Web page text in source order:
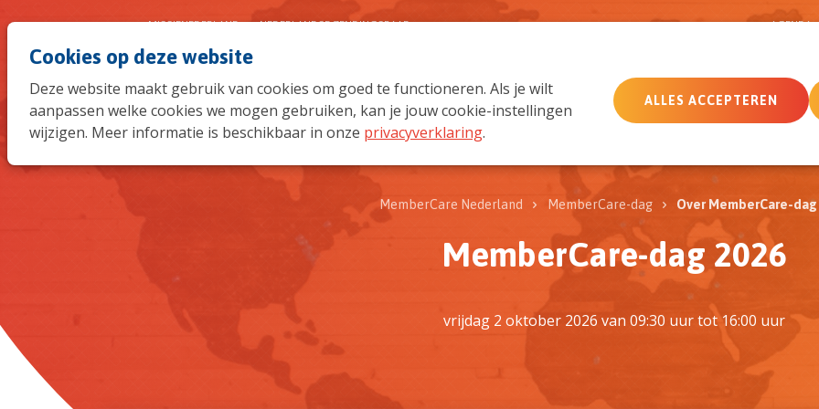
Cookies op deze website
Deze website maakt gebruik van cookies om goed te functioneren. Als je wilt
aanpassen welke cookies we mogen gebruiken, kan je jouw cookie-instellingen
wijzigen. Meer informatie is beschikbaar in onze privacyverklaring.
ALLES ACCEPTEREN
MemberCare Netwerk
MISSIENEDERLAND NEDERLANDSE ZENDINGSRAAD AGENDA
MemberCare Nederland MemberCare-dag Over MemberCare-dag
MemberCare-dag 2026
vrijdag 2 oktober 2026 van 09:30 uur tot 16:00 uur